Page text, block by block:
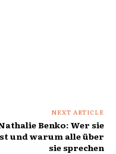
NEXT ARTICLE
Benko: Wer sie
und warum alle über
sie sprechen